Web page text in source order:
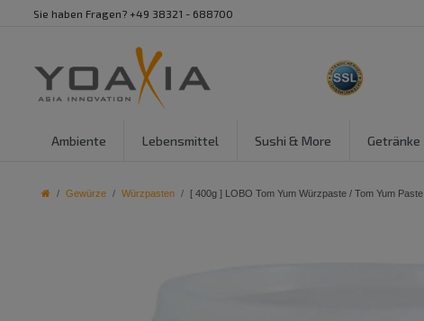
Sie haben Fragen? +49 38321 - 688700
Ambiente Lebensmittel Sushi & More Getränke
Gewürze Würzpasten [ 400g ] LOBO Tom Yum Würzpaste / Tom Yum Paste